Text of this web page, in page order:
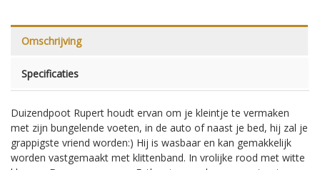
Omschrijving
Specificaties
Duizendpoot Rupert houdt ervan om je kleintje te vermaken
met zijn bungelende voeten, in de auto of naast je bed, hij zal je
grappigste vriend worden:) Hij is wasbaar en kan gemakkelijk
worden vastgemaakt met klittenband. In vrolijke rood met witte